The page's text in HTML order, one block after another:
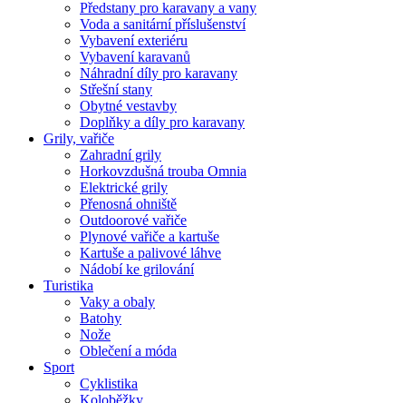
Předstany pro karavany a vany
Voda a sanitární příslušenství
Vybavení exteriéru
Vybavení karavanů
Náhradní díly pro karavany
Střešní stany
Obytné vestavby
Doplňky a díly pro karavany
Grily, vařiče
Zahradní grily
Horkovzdušná trouba Omnia
Elektrické grily
Přenosná ohniště
Outdoorové vařiče
Plynové vařiče a kartuše
Kartuše a palivové láhve
Nádobí ke grilování
Turistika
Vaky a obaly
Batohy
Nože
Oblečení a móda
Sport
Cyklistika
Koloběžky